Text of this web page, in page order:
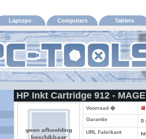
Laptops Computers Tablets
HP Inkt Cartridge 912 -
Voorraad �
Garantie
0
URL Fabrikant